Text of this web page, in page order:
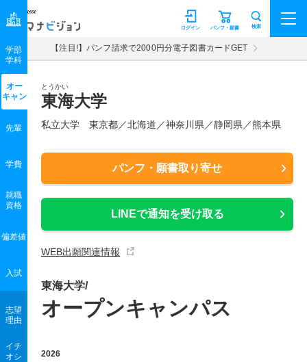
マナビジョン パンフ・願書
ログイン 検索
【注目!】パンフ請求で2000円分電子図書カードGET
とうかい
東海大学
私立大学 東京都／北海道／神奈川県／静岡県／熊本県
パンフ・願書取り寄せ
LINEで通知を受け取る
WEB出願関連情報
学部
学科
オー
キャン
先輩
学費
就職
資格
偏差値
入試
志望
理由
イチ
オシ
東海大学/
オープンキャンパス
2026